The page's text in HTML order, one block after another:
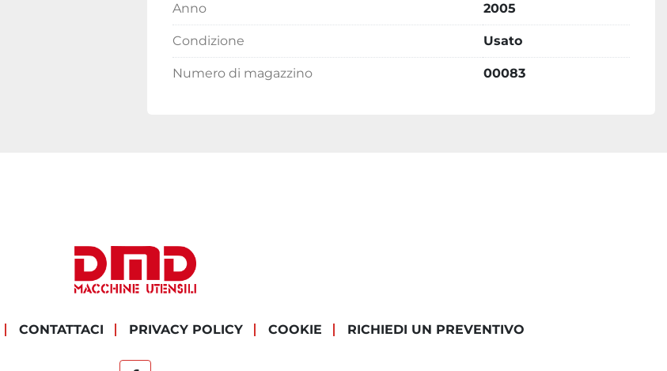
Anno 2005
Condizione Usato
Numero di magazzino 00083
CONTATTACI PRIVACY POLICY COOKIE RICHIEDI UN PREVENTIVO